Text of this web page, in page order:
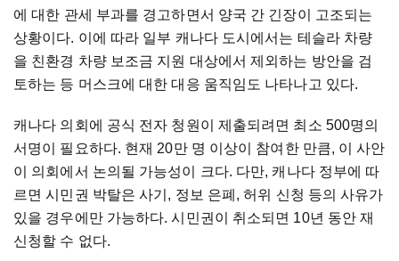
에 대한 관세 부과를 경고하면서 양국 간 긴장이 고조되는
상황이다. 이에 따라 일부 캐나다 도시에서는 테슬라 차량
을 친환경 차량 보조금 지원 대상에서 제외하는 방안을 검
토하는 등 머스크에 대한 대응 움직임도 나타나고 있다.
캐나다 의회에 공식 전자 청원이 제출되려면 최소 500명의
서명이 필요하다. 현재 20만 명 이상이 참여한 만큼, 이 사안
이 의회에서 논의될 가능성이 크다. 다만, 캐나다 정부에 따
르면 시민권 박탈은 사기, 정보 은폐, 허위 신청 등의 사유가
있을 경우에만 가능하다. 시민권이 취소되면 10년 동안 재
신청할 수 없다.